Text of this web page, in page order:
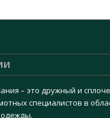
– это дружный и
специалистов в